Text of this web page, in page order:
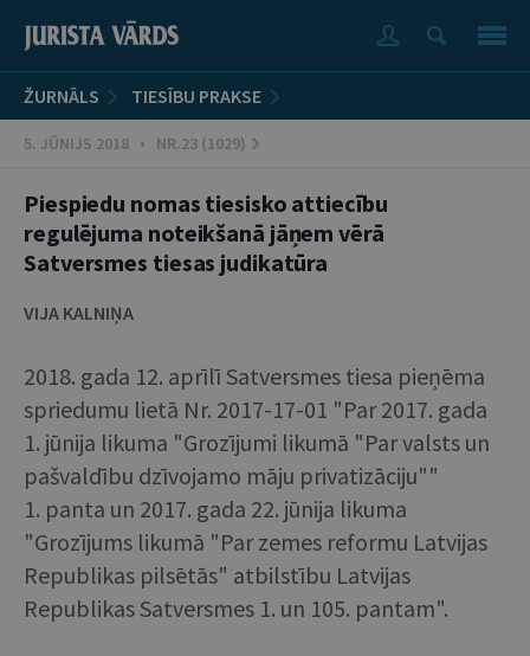
ŽURNĀLS TIESĪBU PRAKSE
5. JŪNIJS 2018 • NR.23 (1029)
Piespiedu nomas tiesisko attiecību
regulējuma noteikšanā jāņem vērā
Satversmes tiesas judikatūra
VIJA KALNIŅA
2018. gada 12. aprīlī Satversmes tiesa pieņēma
spriedumu lietā Nr. 2017-17-01 "Par 2017. gada
1. jūnija likuma "Grozījumi likumā "Par valsts un
pašvaldību dzīvojamo māju privatizāciju""
1. panta un 2017. gada 22. jūnija likuma
"Grozījums likumā "Par zemes reformu Latvijas
Republikas pilsētās" atbilstību Latvijas
Republikas Satversmes 1. un 105. pantam".